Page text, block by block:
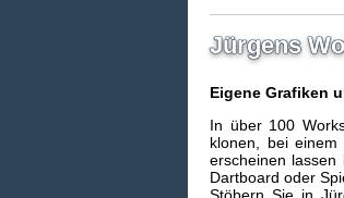
Jürgens
Eigene Grafiken
In über 100
klonen, bei
erscheinen
Dartboard oder